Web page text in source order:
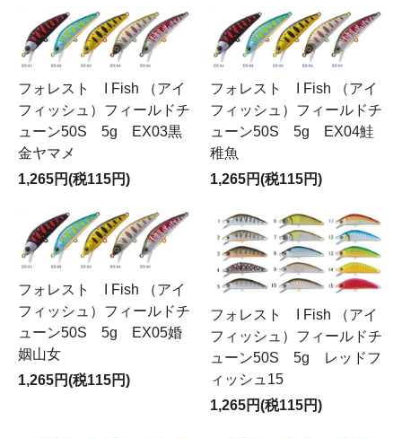
フォレスト I Fish （アイ
フィッシュ）フィールドチ
ューン50S 5g EX03黒
金ヤマメ
1,265円(税115円)
フォレスト I Fish （アイ
フィッシュ）フィールドチ
ューン50S 5g EX04鮭
稚魚
1,265円(税115円)
フォレスト I Fish （アイ
フィッシュ）フィールドチ
ューン50S 5g EX05婚
姻山女
1,265円(税115円)
フォレスト I Fish （アイ
フィッシュ）フィールドチ
ューン50S 5g レッドフ
ィッシュ15
1,265円(税115円)